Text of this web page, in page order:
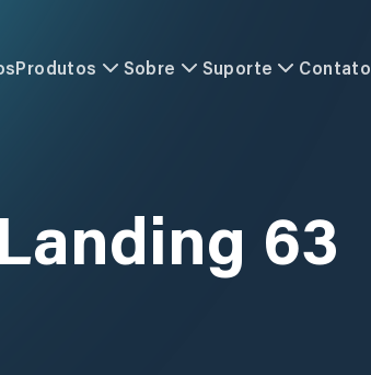
Produtos Sobre Suporte Contato
63